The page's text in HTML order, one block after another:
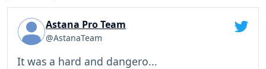
Astana Pro Team
@AstanaTeam
It was a hard and dangero...